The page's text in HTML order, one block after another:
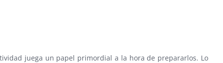
juega un papel primordial a la hora de prepararlos. Lo